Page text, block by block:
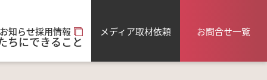
知らせ採用情報
ちにできること
メディア取材依頼 お問合せ一覧